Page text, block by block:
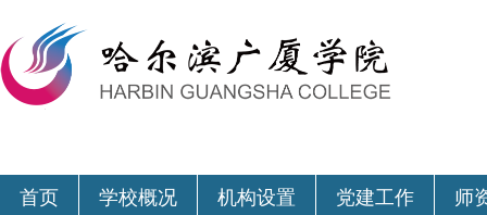
首页 学校概况 机构设置 党建工作 师